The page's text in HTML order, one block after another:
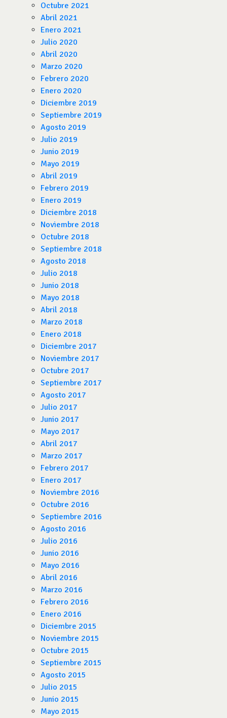
Octubre 2021
Abril 2021
Enero 2021
Julio 2020
Abril 2020
Marzo 2020
Febrero 2020
Enero 2020
Diciembre 2019
Septiembre 2019
Agosto 2019
Julio 2019
Junio 2019
Mayo 2019
Abril 2019
Febrero 2019
Enero 2019
Diciembre 2018
Noviembre 2018
Octubre 2018
Septiembre 2018
Agosto 2018
Julio 2018
Junio 2018
Mayo 2018
Abril 2018
Marzo 2018
Enero 2018
Diciembre 2017
Noviembre 2017
Octubre 2017
Septiembre 2017
Agosto 2017
Julio 2017
Junio 2017
Mayo 2017
Abril 2017
Marzo 2017
Febrero 2017
Enero 2017
Noviembre 2016
Octubre 2016
Septiembre 2016
Agosto 2016
Julio 2016
Junio 2016
Mayo 2016
Abril 2016
Marzo 2016
Febrero 2016
Enero 2016
Diciembre 2015
Noviembre 2015
Octubre 2015
Septiembre 2015
Agosto 2015
Julio 2015
Junio 2015
Mayo 2015